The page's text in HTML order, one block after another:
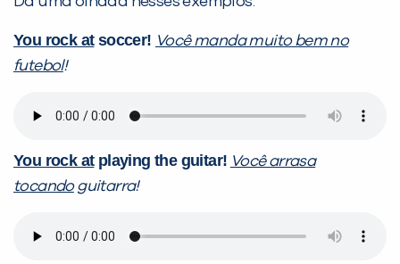
You rock atsoccer! Você manda muito bem no
futebol!
You rock atplaying the guitar! Você arrasa
tocandoguitarra!